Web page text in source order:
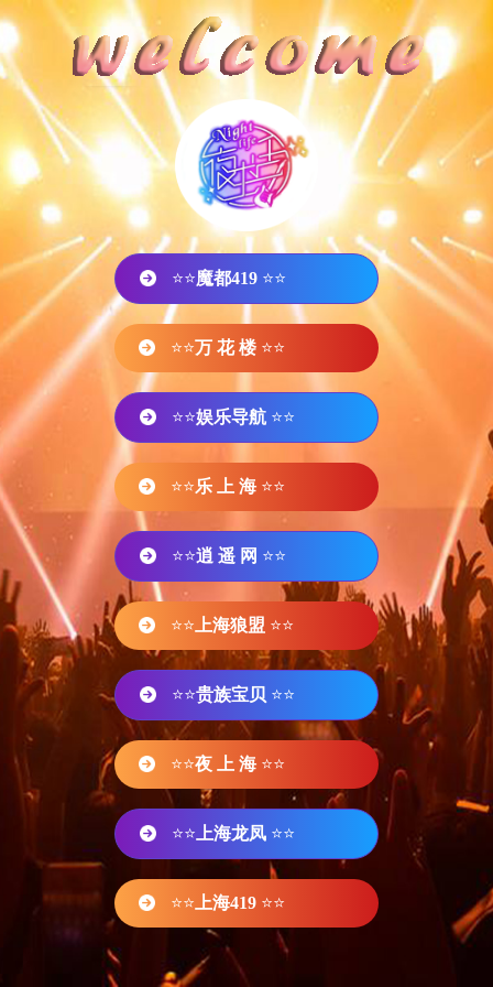
⭐⭐魔都419 ⭐⭐
⭐⭐万 花 楼 ⭐⭐
⭐⭐娱乐导航 ⭐⭐
⭐⭐乐 上 海 ⭐⭐
⭐⭐逍 遥 网 ⭐⭐
⭐⭐ 上海狼盟 ⭐⭐
⭐⭐贵族宝贝 ⭐⭐
⭐⭐夜 上 海 ⭐⭐
⭐⭐ 上海龙凤 ⭐⭐
⭐⭐ 上海419 ⭐⭐